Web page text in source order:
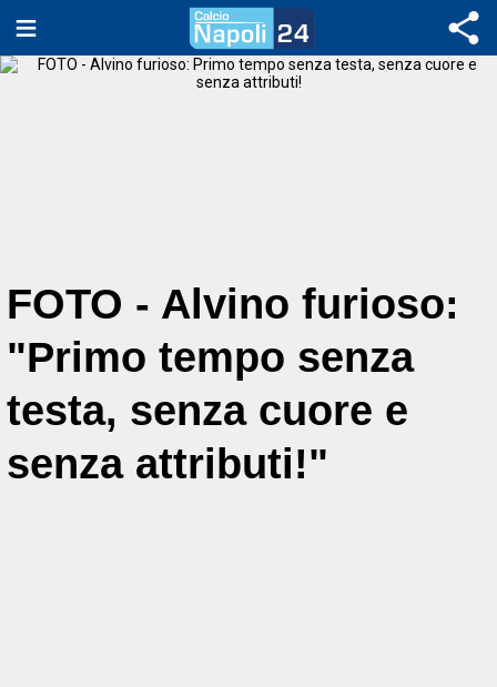
FOTO - Alvino furioso:
"Primo tempo senza
testa, senza cuore e
senza attributi!"